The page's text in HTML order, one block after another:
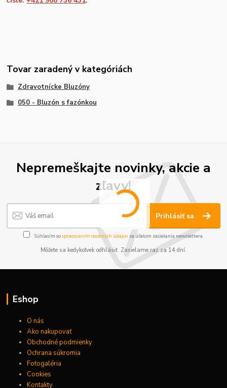
Tovar zaradený v kategóriách
Zdravotnícke Bluzóny
050 - Bluzón s fazónkou
Nepremeškajte novinky, akcie a
zľavy!
Prihlásiť sa
Súhlasím sospracovaním osobných údajov za účelom zasielania newslettera.
Môžete sa kedykoľvek odhlásiť. Zasielame raz za 14 dní.
Eshop
O nás
Ako nakupovať
Obchodné podmienky
Ochrana súkromia
Fotogaléria
Cookies
Kontakty